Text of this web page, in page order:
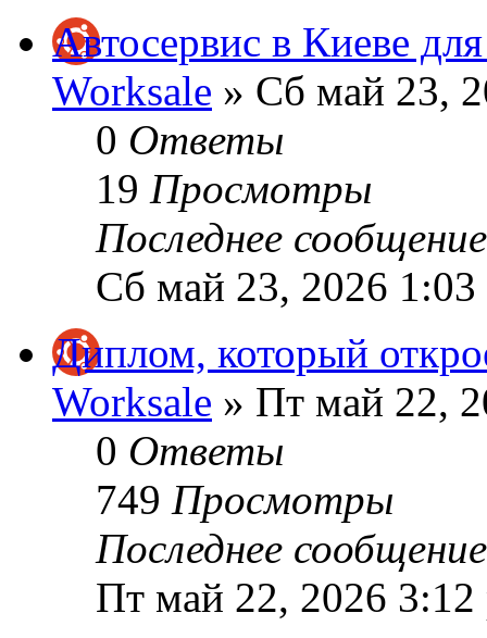
Автосервис в Киеве
Worksale » Сб май 23,
0 Ответы
19 Просмотры
Последнее
Сб май 23, 2026 1:03
Диплом, который
Worksale » Пт май 22,
0 Ответы
749 Просмотры
Последнее
Пт май 22, 2026 3:12